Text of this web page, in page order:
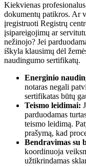
Kiekvienas profesionalus
dokumentų patikros. Ar
įregistruoti Registrų
įsipareigojimų ar
nežinojo? Jei
iškyla klausimų dėl
naudingumo sertifikatų.
Energinio
notaras negali
sertifikatas būtų
Teismo leidimai:
parduodamas
teismo leidimą.
prašymą, kad
Bendravimas su
koordinuoja
užtikrindamas